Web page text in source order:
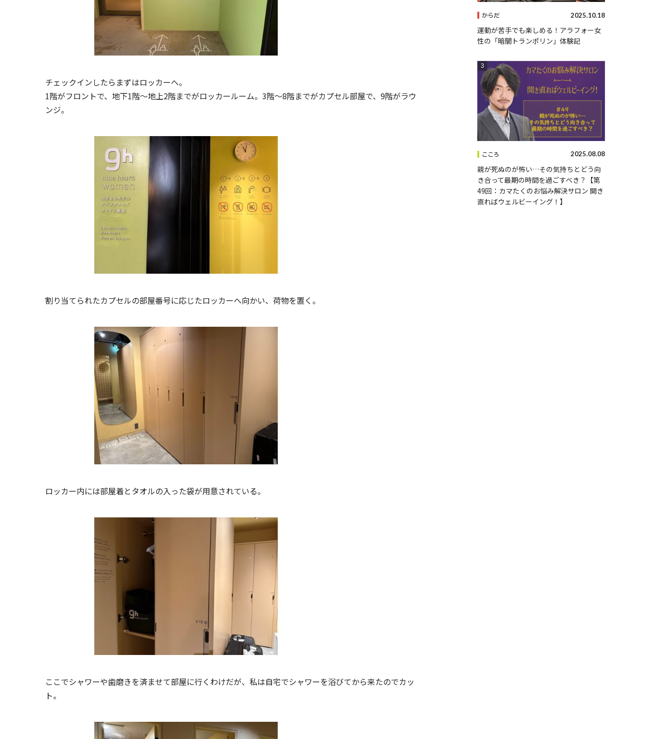
チェックインしたらまずはロッカーへ。
1階がフロントで、地下1階～地上2階までがロッカールーム。3階～8階までがカプセル部屋で、9階がラウ
ンジ。
割り当てられたカプセルの部屋番号に応じたロッカーへ向かい、荷物を置く。
ロッカー内には部屋着とタオルの入った袋が用意されている。
ここでシャワーや歯磨きを済ませて部屋に行くわけだが、私は自宅でシャワーを浴びてから来たのでカッ
ト。
からだ 2025.10.18
運動が苦手でも楽しめる！アラフォー女
性の「暗闇トランポリン」体験記
こころ 2025.08.08
親が死ぬのが怖い…その気持ちとどう向
き合って最期の時間を過ごすべき？【第
49回：カマたくのお悩み解決サロン 開き
直ればウェルビーイング！】